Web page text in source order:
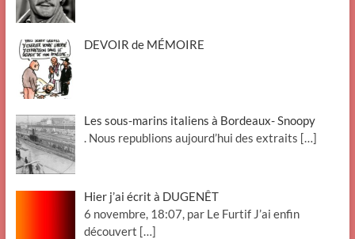
DEVOIR de MÉMOIRE
Les sous-marins italiens à Bordeaux- Snoopy
. Nous republions aujourd’hui des extraits […]
Hier j’ai écrit à DUGENÊT
6 novembre, 18:07, par Le Furtif J’ai enfin
découvert […]